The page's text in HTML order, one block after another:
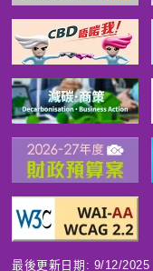
最後更新日期: 9/12/2025